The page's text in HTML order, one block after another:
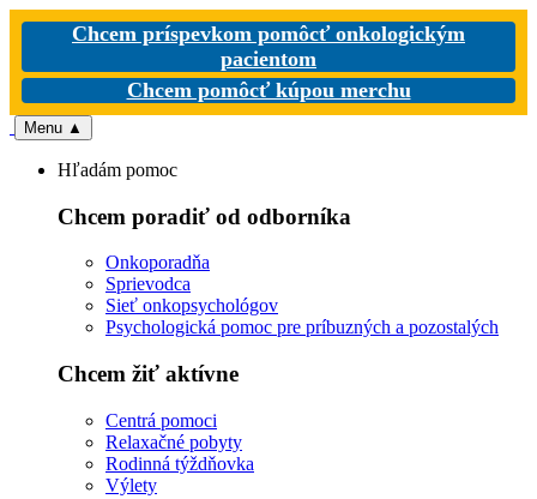
Chcem príspevkom pomôcť onkologickým
pacientom
Chcem pomôcť kúpou merchu
Menu ▲
Hľadám pomoc
Chcem poradiť od odborníka
Onkoporadňa
Sprievodca
Sieť onkopsychológov
Psychologická pomoc pre príbuzných a pozostalých
Chcem žiť aktívne
Centrá pomoci
Relaxačné pobyty
Rodinná týždňovka
Výlety